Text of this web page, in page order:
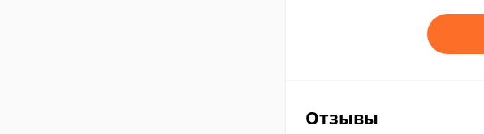
Отзывы